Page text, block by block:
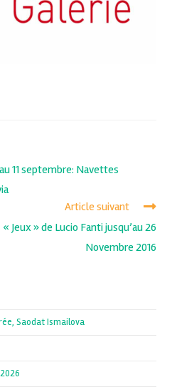
11 septembre: Navettes
Article suivant
Jeux » de Lucio Fanti jusqu’au 26
Novembre 2016
Saodat Ismailova